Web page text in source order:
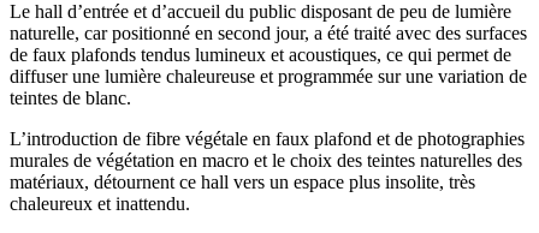
Le hall d’entrée et d’accueil du public disposant de peu de lumière
naturelle, car positionné en second jour, a été traité avec des surfaces
de faux plafonds tendus lumineux et acoustiques, ce qui permet de
diffuser une lumière chaleureuse et programmée sur une variation de
teintes de blanc.
L’introduction de fibre végétale en faux plafond et de photographies
murales de végétation en macro et le choix des teintes naturelles des
matériaux, détournent ce hall vers un espace plus insolite, très
chaleureux et inattendu.